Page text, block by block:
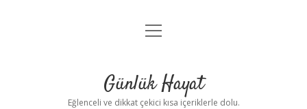
Anasayfa
Yasal Uyarı
menüyü
Günlük Hayat
Eğlenceli ve dikkat çekici kısa içeriklerle dolu.